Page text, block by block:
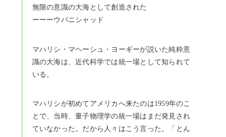
無限の意識の大海として創造された
ーーーウパニシャッド
マハリシ・マヘーシュ・ヨーギーが説いた純粋意
識の大海は、近代科学では統一場として知られて
いる。
マハリシが初めてアメリカへ来たのは1959年のこ
とで、当時、量子物理学の統一場はまだ発見され
ていなかった。だから人々はこう言った。「とん